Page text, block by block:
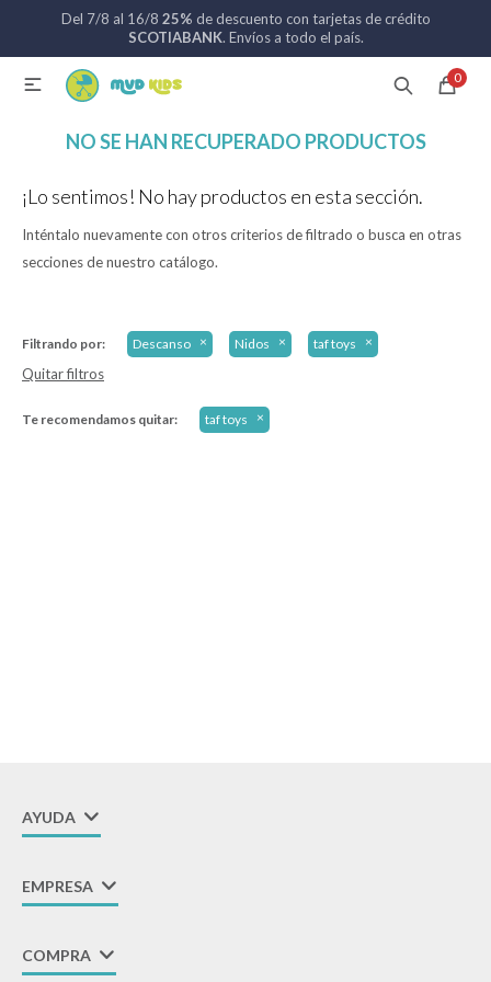
Del 7/8 al 16/8 25% de descuento con tarjetas de crédito
SCOTIABANK. Envíos a todo el país.
0

NO SE HAN RECUPERADO PRODUCTOS
¡Lo sentimos! No hay productos en esta sección.
Inténtalo nuevamente con otros criterios de filtrado o busca en otras
secciones de nuestro catálogo.
Filtrando por: Descanso Nidos taf toys
Quitar filtros
Te recomendamos quitar: taf toys
AYUDA
EMPRESA
COMPRA
MI CUENTA
Catálogo Nuevos ingresos
Sillas de auto
Bolsos y mochilas maternales